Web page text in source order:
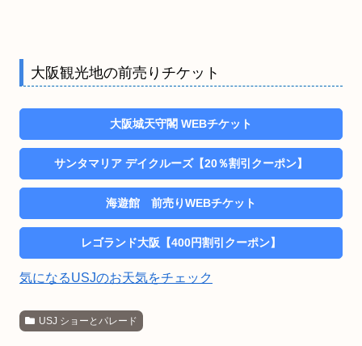
大阪観光地の前売りチケット
大阪城天守閣 WEBチケット
サンタマリア デイクルーズ【20％割引クーポン】
海遊館 前売りWEBチケット
レゴランド大阪【400円割引クーポン】
気になるUSJのお天気をチェック
USJ ショーとパレード